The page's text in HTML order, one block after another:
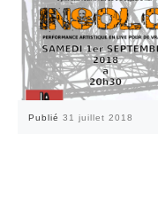
Publié 31 juillet 2018